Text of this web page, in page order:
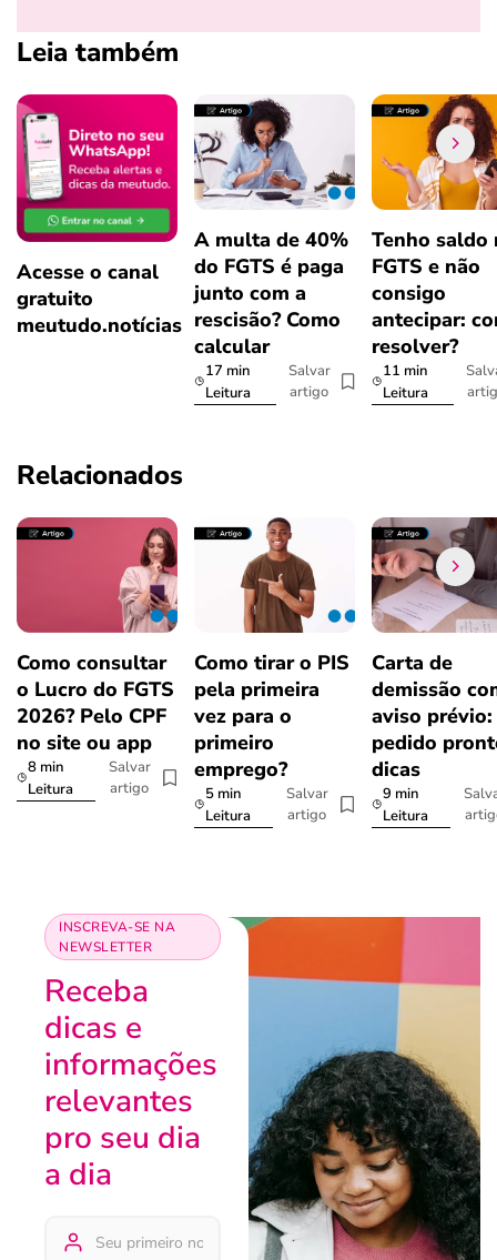
Leia também
Acesse o canal
gratuito
meutudo.notícias
A multa de 40%
do FGTS é paga
junto com a
rescisão? Como
calcular
17 min
Leitura
Salvar
artigo
Tenho saldo
FGTS e não
consigo
antecipar:
resolver?
11 min
Leitura
Relacionados
Como consultar
o Lucro do FGTS
2026? Pelo CPF
no site ou app
8 min
Leitura
Salvar
artigo
Como tirar o PIS
pela primeira
vez para o
primeiro
emprego?
5 min
Leitura
Salvar
artigo
Carta de
demissão
aviso prévio:
pedido
dicas
9 min
Leitura
INSCREVA-SE NA
NEWSLETTER
Receba
dicas e
informações
relevantes
pro seu dia
a dia